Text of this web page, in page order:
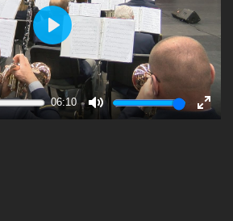
06:10
Mute
Enter
Play